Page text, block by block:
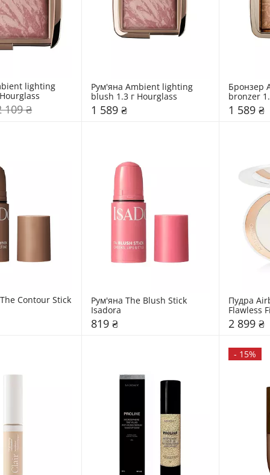
lighting
109 ₴
Рум'яна Ambient lighting
blush 1.3 г Hourglass
1 589 ₴
Бронзер
bronzer
1 589 ₴
Contour Stick
Рум'яна The Blush Stick
Isadora
819 ₴
Пудра
Flawless
Tilbury
2 899 ₴
- 15%